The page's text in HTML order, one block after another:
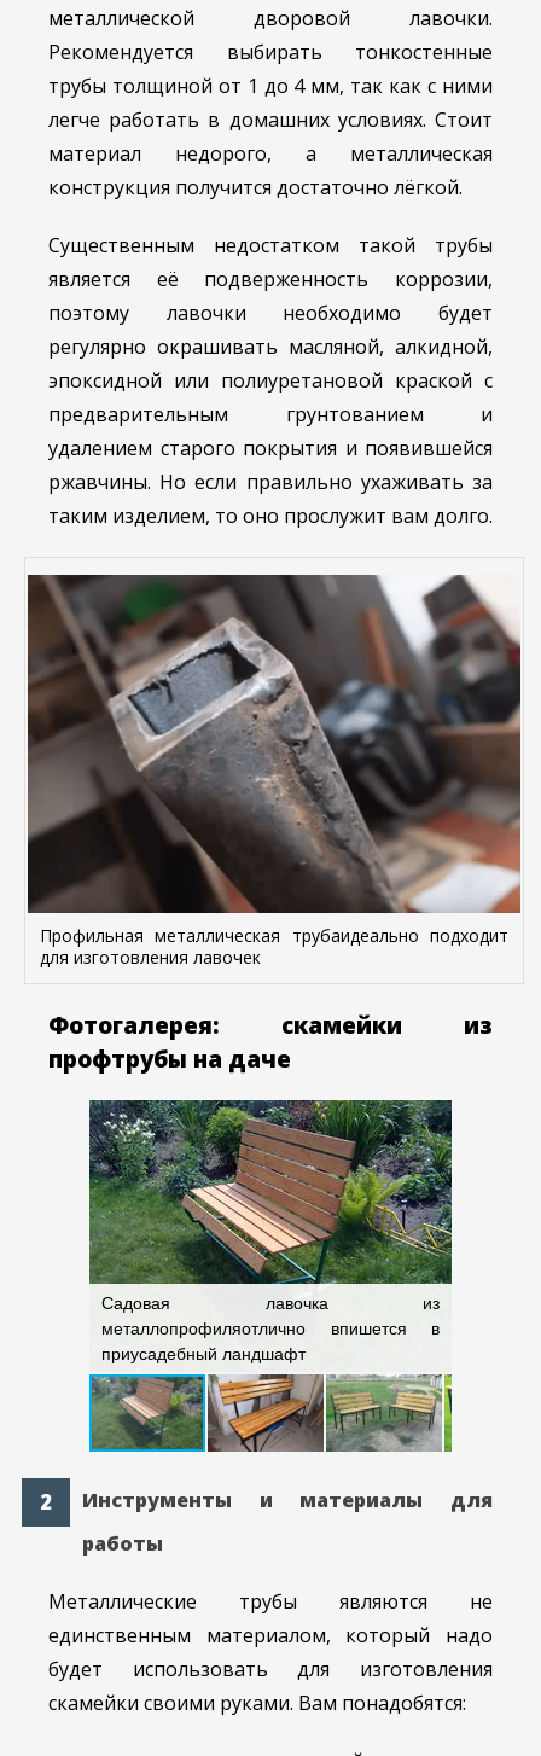
металлической дворовой лавочки.
Рекомендуется выбирать тонкостенные
трубы толщиной от 1 до 4 мм, так как с ними
легче работать в домашних условиях. Стоит
материал недорого, а металлическая
конструкция получится достаточно лёгкой.
Существенным недостатком такой трубы
является её подверженность коррозии,
поэтому лавочки необходимо будет
регулярно окрашивать масляной, алкидной,
эпоксидной или полиуретановой краской с
предварительным грунтованием и
удалением старого покрытия и появившейся
ржавчины. Но если правильно ухаживать за
таким изделием, то оно прослужит вам долго.
Профильная металлическая трубаидеально подходит
для изготовления лавочек
Фотогалерея: скамейки из
профтрубы на даче
Садовая лавочка из
металлопрофиляотлично впишется в
приусадебный ландшафт
Инструменты и материалы для
работы
Металлические трубы являются не
единственным материалом, который надо
будет использовать для изготовления
скамейки своими руками. Вам понадобятся: